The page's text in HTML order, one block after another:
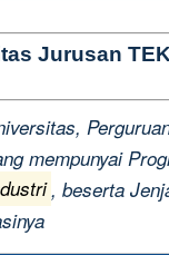
Jurusan
mempunyai
, beserta